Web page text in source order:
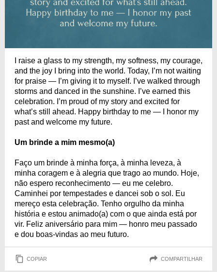
I raise a glass to my strength, my softness, my courage,
and the joy I bring into the world. Today, I’m not waiting
for praise — I’m giving it to myself. I’ve walked through
storms and danced in the sunshine. I’ve earned this
celebration. I’m proud of my story and excited for
what’s still ahead. Happy birthday to me — I honor my
past and welcome my future.
Um brinde a mim mesmo(a)
Faço um brinde à minha força, à minha leveza, à
minha coragem e à alegria que trago ao mundo. Hoje,
não espero reconhecimento — eu me celebro.
Caminhei por tempestades e dancei sob o sol. Eu
mereço esta celebração. Tenho orgulho da minha
história e estou animado(a) com o que ainda está por
vir. Feliz aniversário para mim — honro meu passado
e dou boas-vindas ao meu futuro.
COPIAR COMPARTILHAR